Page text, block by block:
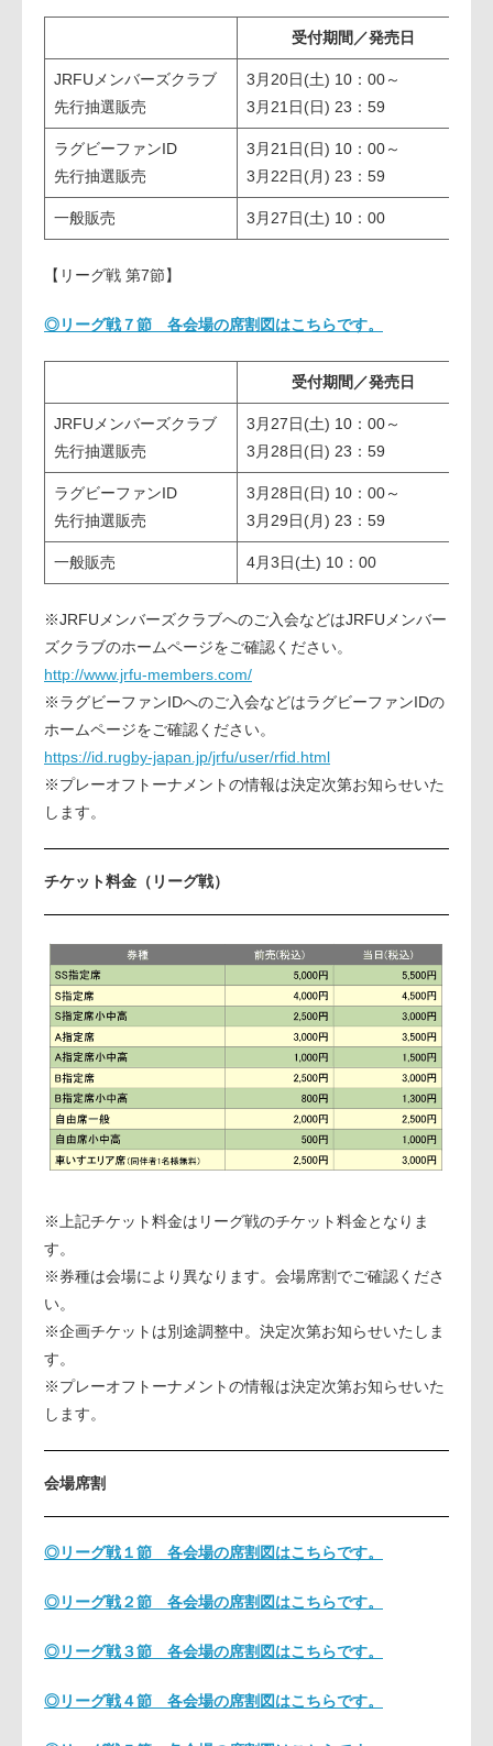
受付期間／発売日
JRFUメンバーズクラブ
先行抽選販売
3月20日(土) 10：00～
3月21日(日) 23：59
ラグビーファンID
先行抽選販売
3月21日(日) 10：00～
3月22日(月) 23：59
一般販売 3月27日(土) 10：00
【リーグ戦 第7節】
◎リーグ戦７節 各会場の席割図はこちらです。
受付期間／発売日
JRFUメンバーズクラブ
先行抽選販売
3月27日(土) 10：00～
3月28日(日) 23：59
ラグビーファンID
先行抽選販売
3月28日(日) 10：00～
3月29日(月) 23：59
一般販売 4月3日(土) 10：00
※JRFUメンバーズクラブへのご入会などはJRFUメンバー
ズクラブのホームページをご確認ください。
http://www.jrfu-members.com/
※ラグビーファンIDへのご入会などはラグビーファンIDの
ホームページをご確認ください。
https://id.rugby-japan.jp/jrfu/user/rfid.html
※プレーオフトーナメントの情報は決定次第お知らせいた
します。
チケット料金（リーグ戦）
※上記チケット料金はリーグ戦のチケット料金となりま
す。
※券種は会場により異なります。会場席割でご確認くださ
い。
※企画チケットは別途調整中。決定次第お知らせいたしま
す。
※プレーオフトーナメントの情報は決定次第お知らせいた
します。
会場席割
◎リーグ戦１節 各会場の席割図はこちらです。
◎リーグ戦２節 各会場の席割図はこちらです。
◎リーグ戦３節 各会場の席割図はこちらです。
◎リーグ戦４節 各会場の席割図はこちらです。